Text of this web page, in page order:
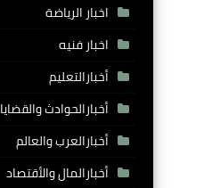
اخبار الرياضة
اخبار فنيه
أخبارالتعليم
أخبارالحوادث والقضايا
أخبارالعرب والعالم
أخبارالمال والأقتصاد